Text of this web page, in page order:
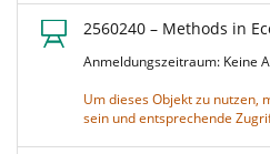
2560240 – Methods in
Anmeldungszeitraum: Keine
Um dieses Objekt zu nutzen,
sein und entsprechende